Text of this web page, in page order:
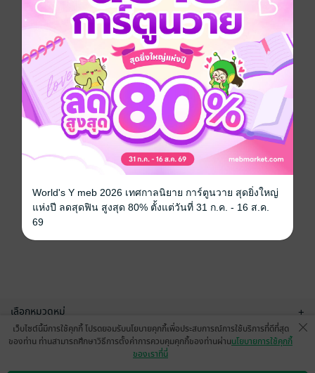
เลือกหมวดหมู่ +
บริการช่วยเหลือ
เว็บไซต์นี้มีการใช้คุกกี้ โปรดยอมรับนโยบายคุกกี้เพื่อประสบการณ์การใช้บริการที่ดีที่สุด
ของท่าน ท่านสามารถศึกษาวิธีการตั้งค่าการควบคุมคุกกี้ของท่านผ่านนโยบายการใช้คุกกี้
ของเราที่นี่
World's Y meb 2026 เทศกาลนิยาย การ์ตูนวาย สุดยิ่งใหญ่
แห่งปี ลดสุดฟิน สูงสุด 80% ตั้งแต่วันที่ 31 ก.ค. - 16 ส.ค.
69